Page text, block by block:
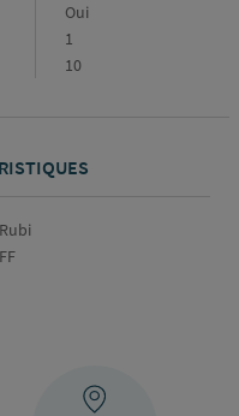
Oui
1
10
Marque
Rubi
Type
FF